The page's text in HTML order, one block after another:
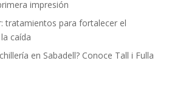
impresión
tratamientos para fortalecer el
caída
en Sabadell? Conoce Tall i Fulla